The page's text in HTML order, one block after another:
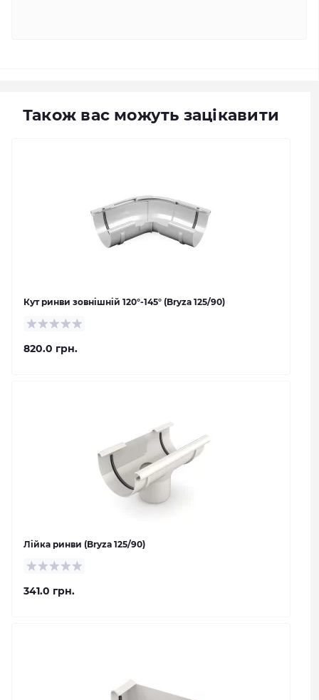
Також вас можуть зацікавити
Кут ринви зовнішній 120°-145° (Bryza 125/90)
820.0 грн.
Лійка ринви (Bryza 125/90)
341.0 грн.